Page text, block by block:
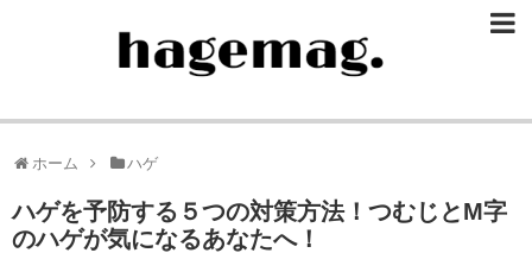
ホーム ハゲ
ハゲを予防する５つの対策方法！つむじとM字
のハゲが気になるあなたへ！